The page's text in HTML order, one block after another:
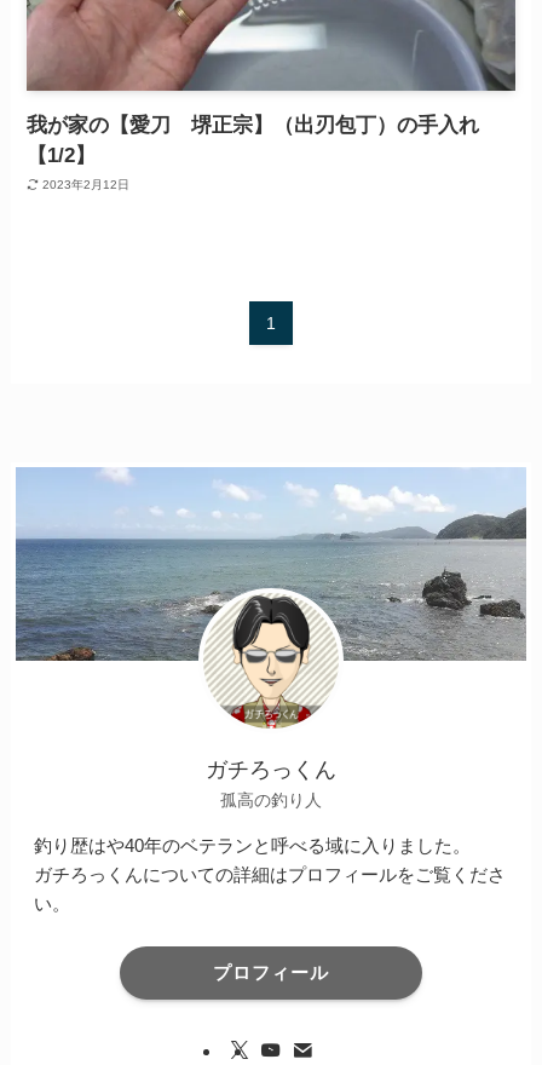
我が家の【愛刀 堺正宗】（出刃包丁）の手入れ
【1/2】
2023年2月12日
1
ガチろっくん
孤高の釣り人
釣り歴はや40年のベテランと呼べる域に入りました。
ガチろっくんについての詳細はプロフィールをご覧くださ
い。
プロフィール